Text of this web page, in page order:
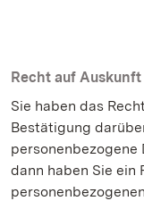
Recht auf Auskunft
Sie haben das
Bestätigung
personenbezogene
dann haben Sie ein